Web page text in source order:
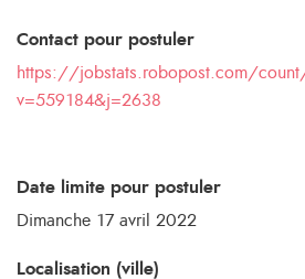
Contact pour postuler
https://jobstats.robopost.com/
v=559184&j=2638
Date limite pour postuler
Dimanche 17 avril 2022
Localisation (ville)